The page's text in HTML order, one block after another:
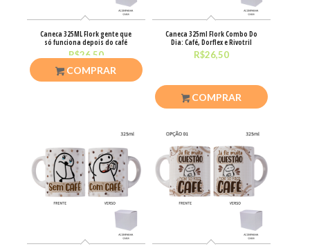
Caneca 325ML Flork gente que
só funciona depois do café
R$26,50
COMPRAR
Caneca 325ml Flork Combo Do
Dia: Café, Dorflex e Rivotril
R$26,50
COMPRAR